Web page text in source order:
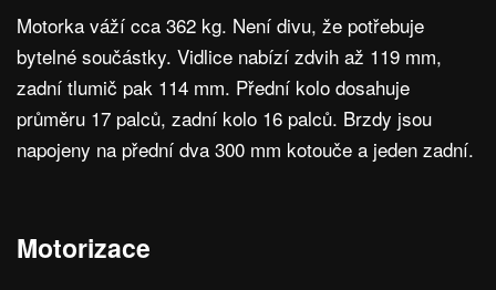
Motorka váží cca 362 kg. Není divu, že potřebuje
bytelné součástky. Vidlice nabízí zdvih až 119 mm,
zadní tlumič pak 114 mm. Přední kolo dosahuje
průměru 17 palců, zadní kolo 16 palců. Brzdy jsou
napojeny na přední dva 300 mm kotouče a jeden zadní.
Motorizace